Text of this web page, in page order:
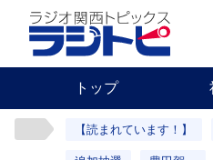
トップ
【読まれています！】